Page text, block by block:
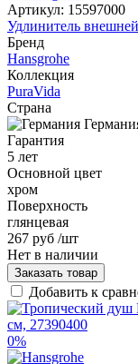
Артикул: 15597000
Удлинитель
Бренд
Hansgrohe
Коллекция
PuraVida
Страна
Гарантия
5 лет
Основной цвет
хром
Поверхность
глянцевая
267 руб /шт
Нет в наличии
Заказать товар
Добавить к
0%